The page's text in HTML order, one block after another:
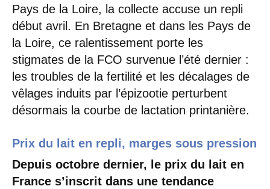
Pays de la Loire, la collecte accuse un repli
début avril. En Bretagne et dans les Pays de
la Loire, ce ralentissement porte les
stigmates de la FCO survenue l’été dernier :
les troubles de la fertilité et les décalages de
vêlages induits par l’épizootie perturbent
désormais la courbe de lactation printanière.
Prix du lait en repli, marges sous pression
Depuis octobre dernier, le prix du lait en
France s’inscrit dans une tendance